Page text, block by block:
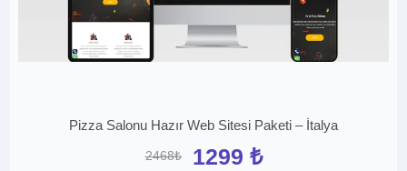
Pizza Salonu Hazır Web Sitesi Paketi – İtalya
2468₺ 1299 ₺